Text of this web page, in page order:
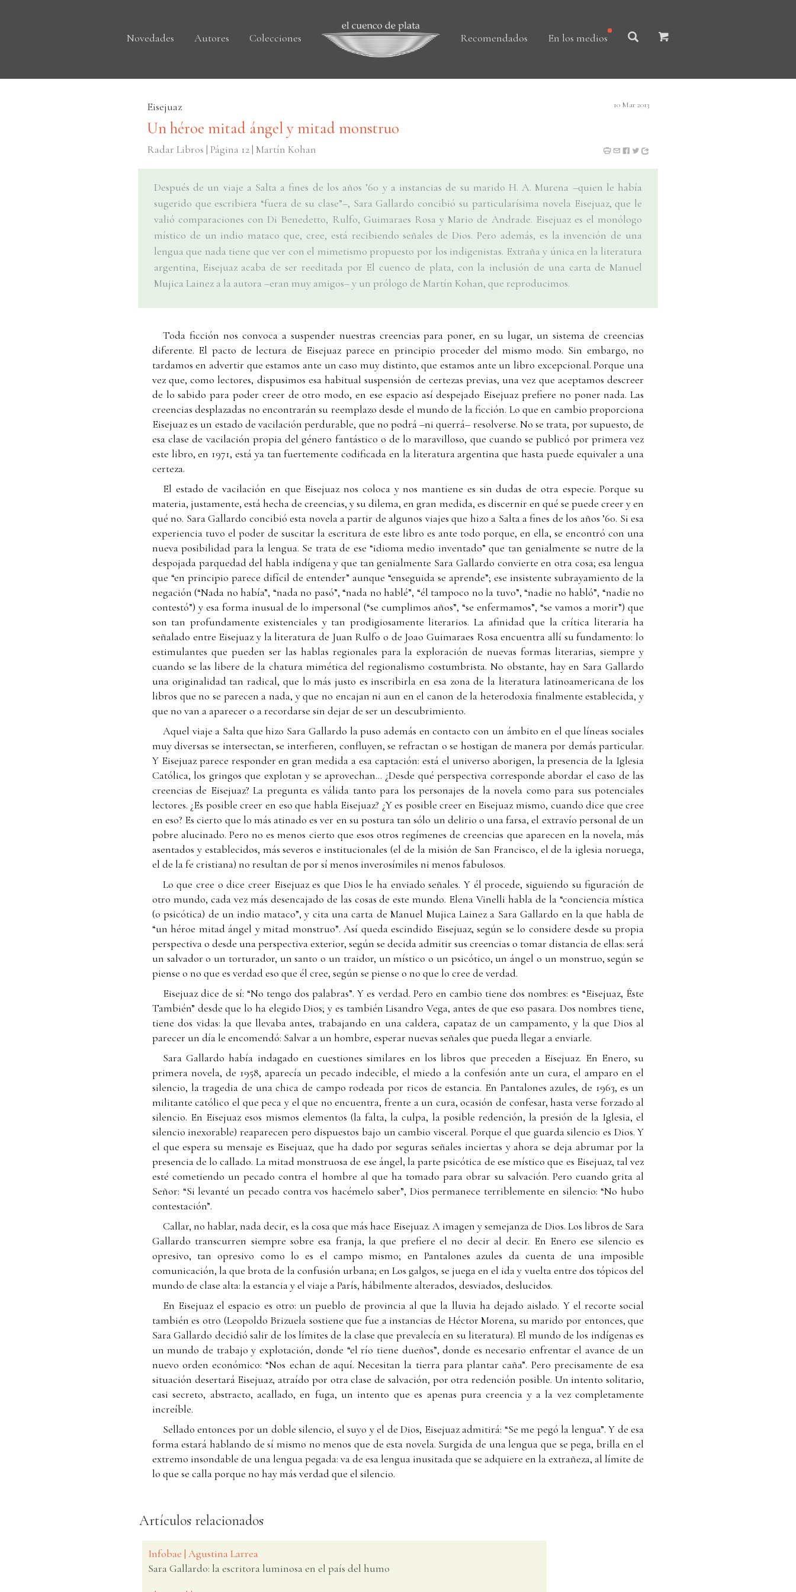
Novedades Autores Colecciones Recomendados En los medios
Eisejuaz 10 Mar 2013
Un héroe mitad ángel y mitad monstruo
Radar Libros | Página 12 | Martín Kohan
Después de un viaje a Salta a fines de los años ’60 y a instancias de su marido H. A. Murena –quien le había
sugerido que escribiera “fuera de su clase”–, Sara Gallardo concibió su particularísima novela Eisejuaz, que le
valió comparaciones con Di Benedetto, Rulfo, Guimaraes Rosa y Mario de Andrade. Eisejuaz es el monólogo
místico de un indio mataco que, cree, está recibiendo señales de Dios. Pero además, es la invención de una
lengua que nada tiene que ver con el mimetismo propuesto por los indigenistas. Extraña y única en la literatura
argentina, Eisejuaz acaba de ser reeditada por El cuenco de plata, con la inclusión de una carta de Manuel
Mujica Lainez a la autora –eran muy amigos– y un prólogo de Martín Kohan, que reproducimos.
Toda ficción nos convoca a suspender nuestras creencias para poner, en su lugar, un sistema de creencias
diferente. El pacto de lectura de Eisejuaz parece en principio proceder del mismo modo. Sin embargo, no
tardamos en advertir que estamos ante un caso muy distinto, que estamos ante un libro excepcional. Porque una
vez que, como lectores, dispusimos esa habitual suspensión de certezas previas, una vez que aceptamos descreer
de lo sabido para poder creer de otro modo, en ese espacio así despejado Eisejuaz prefiere no poner nada. Las
creencias desplazadas no encontrarán su reemplazo desde el mundo de la ficción. Lo que en cambio proporciona
Eisejuaz es un estado de vacilación perdurable, que no podrá –ni querrá– resolverse. No se trata, por supuesto, de
esa clase de vacilación propia del género fantástico o de lo maravilloso, que cuando se publicó por primera vez
este libro, en 1971, está ya tan fuertemente codificada en la literatura argentina que hasta puede equivaler a una
certeza.
El estado de vacilación en que Eisejuaz nos coloca y nos mantiene es sin dudas de otra especie. Porque su
materia, justamente, está hecha de creencias, y su dilema, en gran medida, es discernir en qué se puede creer y en
qué no. Sara Gallardo concibió esta novela a partir de algunos viajes que hizo a Salta a fines de los años ’60. Si esa
experiencia tuvo el poder de suscitar la escritura de este libro es ante todo porque, en ella, se encontró con una
nueva posibilidad para la lengua. Se trata de ese “idioma medio inventado” que tan genialmente se nutre de la
despojada parquedad del habla indígena y que tan genialmente Sara Gallardo convierte en otra cosa; esa lengua
que “en principio parece difícil de entender” aunque “enseguida se aprende”; ese insistente subrayamiento de la
negación (“Nada no había”, “nada no pasó”, “nada no hablé”, “él tampoco no la tuvo”, “nadie no habló”, “nadie no
contestó”) y esa forma inusual de lo impersonal (“se cumplimos años”, “se enfermamos”, “se vamos a morir”) que
son tan profundamente existenciales y tan prodigiosamente literarios. La afinidad que la crítica literaria ha
señalado entre Eisejuaz y la literatura de Juan Rulfo o de Joao Guimaraes Rosa encuentra allí su fundamento: lo
estimulantes que pueden ser las hablas regionales para la exploración de nuevas formas literarias, siempre y
cuando se las libere de la chatura mimética del regionalismo costumbrista. No obstante, hay en Sara Gallardo
una originalidad tan radical, que lo más justo es inscribirla en esa zona de la literatura latinoamericana de los
libros que no se parecen a nada, y que no encajan ni aun en el canon de la heterodoxia finalmente establecida, y
que no van a aparecer o a recordarse sin dejar de ser un descubrimiento.
Aquel viaje a Salta que hizo Sara Gallardo la puso además en contacto con un ámbito en el que líneas sociales
muy diversas se intersectan, se interfieren, confluyen, se refractan o se hostigan de manera por demás particular.
Y Eisejuaz parece responder en gran medida a esa captación: está el universo aborigen, la presencia de la Iglesia
Católica, los gringos que explotan y se aprovechan... ¿Desde qué perspectiva corresponde abordar el caso de las
creencias de Eisejuaz? La pregunta es válida tanto para los personajes de la novela como para sus potenciales
lectores. ¿Es posible creer en eso que habla Eisejuaz? ¿Y es posible creer en Eisejuaz mismo, cuando dice que cree
en eso? Es cierto que lo más atinado es ver en su postura tan sólo un delirio o una farsa, el extravío personal de un
pobre alucinado. Pero no es menos cierto que esos otros regímenes de creencias que aparecen en la novela, más
asentados y establecidos, más severos e institucionales (el de la misión de San Francisco, el de la iglesia noruega,
el de la fe cristiana) no resultan de por sí menos inverosímiles ni menos fabulosos.
Lo que cree o dice creer Eisejuaz es que Dios le ha enviado señales. Y él procede, siguiendo su figuración de
otro mundo, cada vez más desencajado de las cosas de este mundo. Elena Vinelli habla de la “conciencia mística
(o psicótica) de un indio mataco”, y cita una carta de Manuel Mujica Lainez a Sara Gallardo en la que habla de
“un héroe mitad ángel y mitad monstruo”. Así queda escindido Eisejuaz, según se lo considere desde su propia
perspectiva o desde una perspectiva exterior, según se decida admitir sus creencias o tomar distancia de ellas: será
un salvador o un torturador, un santo o un traidor, un místico o un psicótico, un ángel o un monstruo, según se
piense o no que es verdad eso que él cree, según se piense o no que lo cree de verdad.
Eisejuaz dice de sí: “No tengo dos palabras”. Y es verdad. Pero en cambio tiene dos nombres: es “Eisejuaz, Éste
También” desde que lo ha elegido Dios; y es también Lisandro Vega, antes de que eso pasara. Dos nombres tiene,
tiene dos vidas: la que llevaba antes, trabajando en una caldera, capataz de un campamento, y la que Dios al
parecer un día le encomendó: Salvar a un hombre, esperar nuevas señales que pueda llegar a enviarle.
Sara Gallardo había indagado en cuestiones similares en los libros que preceden a Eisejuaz. En Enero, su
primera novela, de 1958, aparecía un pecado indecible, el miedo a la confesión ante un cura, el amparo en el
silencio, la tragedia de una chica de campo rodeada por ricos de estancia. En Pantalones azules, de 1963, es un
militante católico el que peca y el que no encuentra, frente a un cura, ocasión de confesar, hasta verse forzado al
silencio. En Eisejuaz esos mismos elementos (la falta, la culpa, la posible redención, la presión de la Iglesia, el
silencio inexorable) reaparecen pero dispuestos bajo un cambio visceral. Porque el que guarda silencio es Dios. Y
el que espera su mensaje es Eisejuaz, que ha dado por seguras señales inciertas y ahora se deja abrumar por la
presencia de lo callado. La mitad monstruosa de ese ángel, la parte psicótica de ese místico que es Eisejuaz, tal vez
esté cometiendo un pecado contra el hombre al que ha tomado para obrar su salvación. Pero cuando grita al
Señor: “Si levanté un pecado contra vos hacémelo saber”, Dios permanece terriblemente en silencio: “No hubo
contestación”.
Callar, no hablar, nada decir, es la cosa que más hace Eisejuaz. A imagen y semejanza de Dios. Los libros de Sara
Gallardo transcurren siempre sobre esa franja, la que prefiere el no decir al decir. En Enero ese silencio es
opresivo, tan opresivo como lo es el campo mismo; en Pantalones azules da cuenta de una imposible
comunicación, la que brota de la confusión urbana; en Los galgos, se juega en el ida y vuelta entre dos tópicos del
mundo de clase alta: la estancia y el viaje a París, hábilmente alterados, desviados, deslucidos.
En Eisejuaz el espacio es otro: un pueblo de provincia al que la lluvia ha dejado aislado. Y el recorte social
también es otro (Leopoldo Brizuela sostiene que fue a instancias de Héctor Morena, su marido por entonces, que
Sara Gallardo decidió salir de los límites de la clase que prevalecía en su literatura). El mundo de los indígenas es
un mundo de trabajo y explotación, donde “el río tiene dueños”, donde es necesario enfrentar el avance de un
nuevo orden económico: “Nos echan de aquí. Necesitan la tierra para plantar caña”. Pero precisamente de esa
situación desertará Eisejuaz, atraído por otra clase de salvación, por otra redención posible. Un intento solitario,
casi secreto, abstracto, acallado, en fuga, un intento que es apenas pura creencia y a la vez completamente
increíble.
Sellado entonces por un doble silencio, el suyo y el de Dios, Eisejuaz admitirá: “Se me pegó la lengua”. Y de esa
forma estará hablando de sí mismo no menos que de esta novela. Surgida de una lengua que se pega, brilla en el
extremo insondable de una lengua pegada: va de esa lengua inusitada que se adquiere en la extrañeza, al límite de
lo que se calla porque no hay más verdad que el silencio.
Artículos relacionados
Infobae | Agustina Larrea
Sara Gallardo: la escritora luminosa en el país del humo